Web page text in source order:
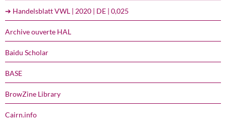
➔ Handelsblatt VWL | 2020 | DE | 0,025
Archive ouverte HAL
Baidu Scholar
BASE
BrowZine Library
Cairn.info